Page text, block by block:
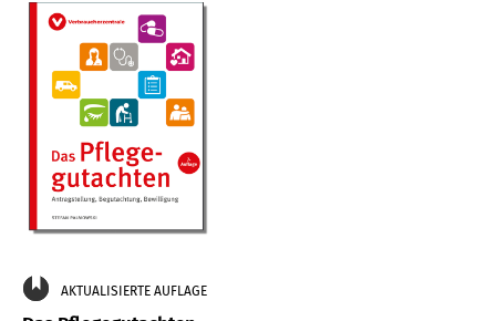
AKTUALISIERTE AUFLAGE